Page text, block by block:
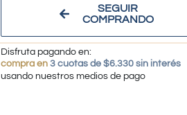
SEGUIR
COMPRANDO
Disfruta pagando en:
compra en 3 cuotas de $6.330 sin interés
usando nuestros medios de pago